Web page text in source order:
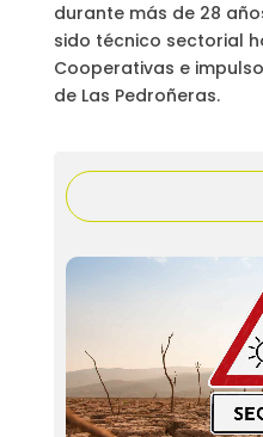
durante más de 28
sido técnico sectorial
Cooperativas e
de Las Pedroñeras.